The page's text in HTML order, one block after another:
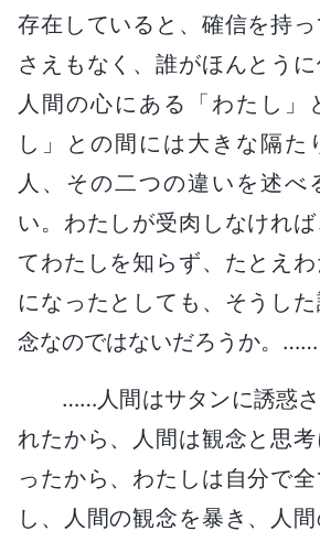
存在していると、確信を持
さえもなく、誰がほんとうに
人間の心にある「わたし」
し」との間には大きな隔た
人、その二つの違いを述べ
い。わたしが受肉しなけれ
てわたしを知らず、たとえ
になったとしても、そうし
念なのではないだろうか。……
……人間はサタンに誘惑
れたから、人間は観念と思
ったから、わたしは自分で
し、人間の観念を暴き、人